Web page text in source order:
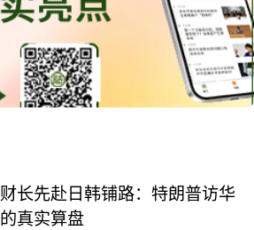
财长先赴日韩铺路：特朗普访华
的真实算盘